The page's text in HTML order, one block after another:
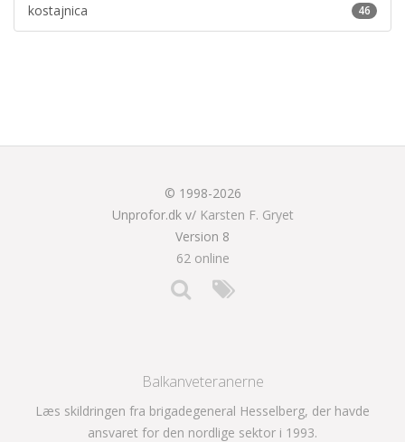
46
kostajnica
© 1998-2026
Unprofor.dk v/ Karsten F. Gryet
Version 8
62 online
Balkanveteranerne
Læs skildringen fra brigadegeneral Hesselberg, der havde
ansvaret for den nordlige sektor i 1993.